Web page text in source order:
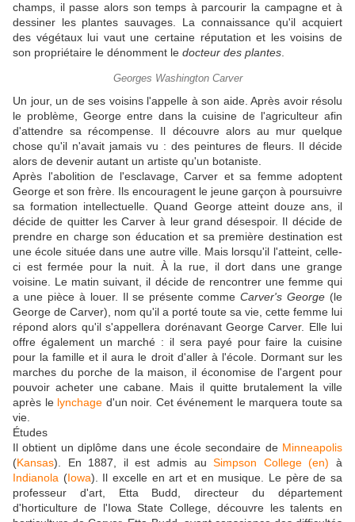
champs, il passe alors son temps à parcourir la campagne et à
dessiner les plantes sauvages. La connaissance qu'il acquiert
des végétaux lui vaut une certaine réputation et les voisins de
son propriétaire le dénomment le docteur des plantes
Georges Washington Carver
Un jour, un de ses voisins l'appelle à son aide. Après avoir résolu
le problème, George entre dans la cuisine de l'agriculteur afin
d'attendre sa récompense. Il découvre alors au mur quelque
chose qu'il n'avait jamais vu : des peintures de fleurs. Il décide
alors de devenir autant un artiste qu'un botaniste.
Après l'abolition de l'esclavage, Carver et sa femme adoptent
George et son frère. Ils encouragent le jeune garçon à poursuivre
sa formation intellectuelle. Quand George atteint douze ans, il
décide de quitter les Carver à leur grand désespoir. Il décide de
prendre en charge son éducation et sa première destination est
une école située dans une autre ville. Mais lorsqu'il l'atteint, celle-
ci est fermée pour la nuit. À la rue, il dort dans une grange
voisine. Le matin suivant, il décide de rencontrer une femme qui
a une pièce à louer. Il se présente commeCarver's George (le
George de Carver), nom qu'il a porté toute sa vie, cette femme lui
répond alors qu'il s'appellera dorénavant George Carver. Elle lui
offre également un marché : il sera payé pour faire la cuisine
pour la famille et il aura le droit d'aller à l'école. Dormant sur les
marches du porche de la maison, il économise de l'argent pour
pouvoir acheter une cabane. Mais il quitte brutalement la ville
après le lynchage d'un noir. Cet événement le marquera toute sa
vie.
Études
Il obtient un diplôme dans une école secondaire de Minneapolis
(Kansas). En 1887, il est admis auSimpson College (en) à
Indianola (Iowa). Il excelle en art et en musique. Le père de sa
professeur d'art, Etta Budd, directeur du département
d'horticulture de l'Iowa State College, découvre les talents en